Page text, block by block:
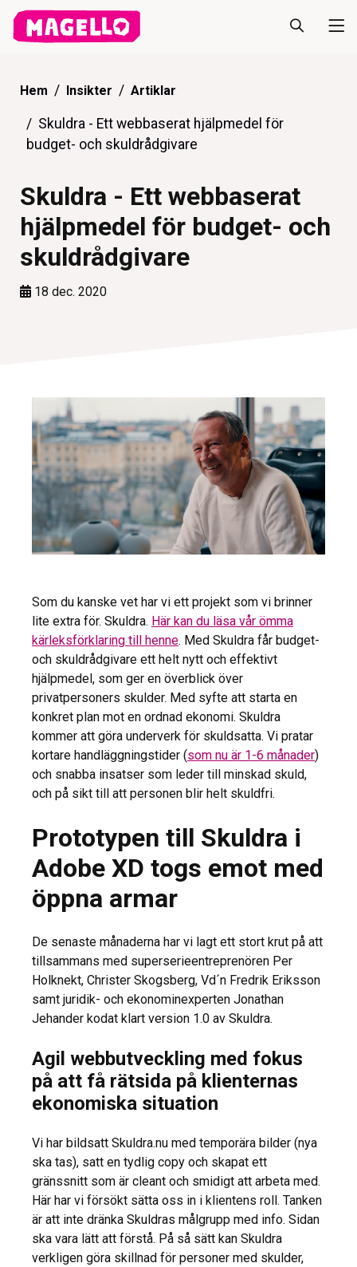
Hem Insikter Artiklar
Skuldra - Ett webbaserat hjälpmedel för
budget- och skuldrådgivare
Skuldra - Ett webbaserat
hjälpmedel för budget- och
skuldrådgivare
18 dec. 2020
Som du kanske vet har vi ett projekt som vi brinner
lite extra för. Skuldra. Här kan du läsa vår ömma
kärleksförklaring till henne. Med Skuldra får budget-
och skuldrådgivare ett helt nytt och effektivt
hjälpmedel, som ger en överblick över
privatpersoners skulder. Med syfte att starta en
konkret plan mot en ordnad ekonomi. Skuldra
kommer att göra underverk för skuldsatta. Vi pratar
kortare handläggningstider (som nu är 1-6 månader)
och snabba insatser som leder till minskad skuld,
och på sikt till att personen blir helt skuldfri.
Prototypen till Skuldra i
Adobe XD togs emot med
öppna armar
De senaste månaderna har vi lagt ett stort krut på att
tillsammans med superserieentreprenören Per
Holknekt, Christer Skogsberg, Vd´n Fredrik Eriksson
samt juridik- och ekonominexperten Jonathan
Jehander kodat klart version 1.0 av Skuldra.
Agil webbutveckling med fokus
på att få rätsida på klienternas
ekonomiska situation
Vi har bildsatt Skuldra.nu med temporära bilder (nya
ska tas), satt en tydlig copy och skapat ett
gränssnitt som är cleant och smidigt att arbeta med.
Här har vi försökt sätta oss in i klientens roll. Tanken
är att inte dränka Skuldras målgrupp med info. Sidan
ska vara lätt att förstå. På så sätt kan Skuldra
verkligen göra skillnad för personer med skulder,